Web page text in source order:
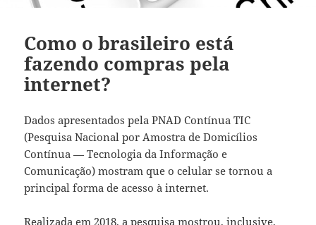
Como o brasileiro está
fazendo compras pela
internet?
Dados apresentados pela PNAD Contínua TIC
(Pesquisa Nacional por Amostra de Domicílios
Contínua — Tecnologia da Informação e
Comunicação) mostram que o celular se tornou a
principal forma de acesso à internet.
Realizada em 2018, a pesquisa mostrou, inclusive,